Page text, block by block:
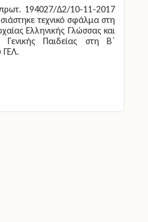
194027/Δ2/10-11-2017
τεχνικό σφάλμα στη
Ελληνικής Γλώσσας και
Παιδείας στη Β΄
ΓΕΛ.